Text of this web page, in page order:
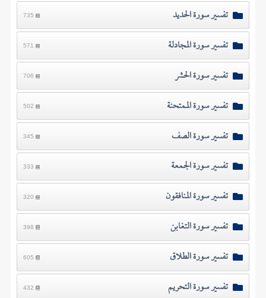
تفسير سورة الحديد 735
تفسير سورة المجادلة 571
تفسير سورة الحشر 706
تفسير سورة الممتحنة 502
تفسير سورة الصف 345
تفسير سورة الجمعة 333
تفسير سورة المنافقون 320
تفسير سورة التغابن 398
تفسير سورة الطلاق 605
تفسير سورة التحريم 432